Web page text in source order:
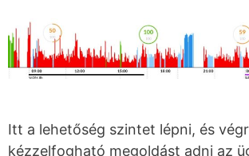
Itt a lehetőség szintet lépni, és
kézzelfogható megoldást adni az